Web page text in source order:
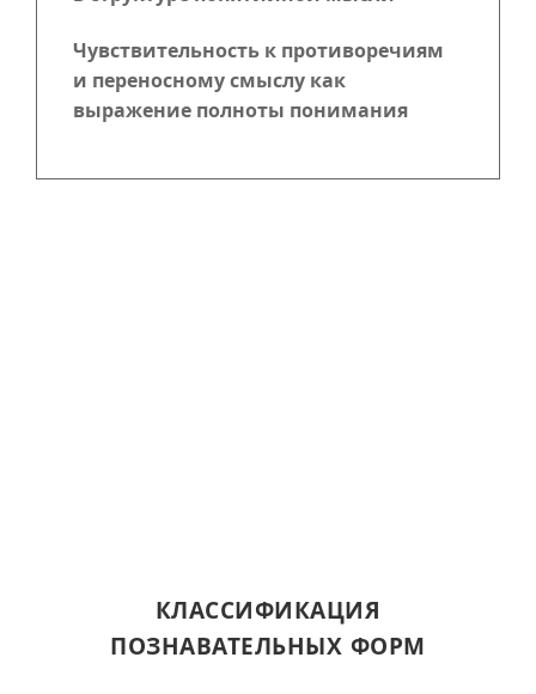
Чувствительность к противоречиям
и переносному смыслу как
выражение полноты понимания
КЛАССИФИКАЦИЯ
ПОЗНАВАТЕЛЬНЫХ ФОРМ